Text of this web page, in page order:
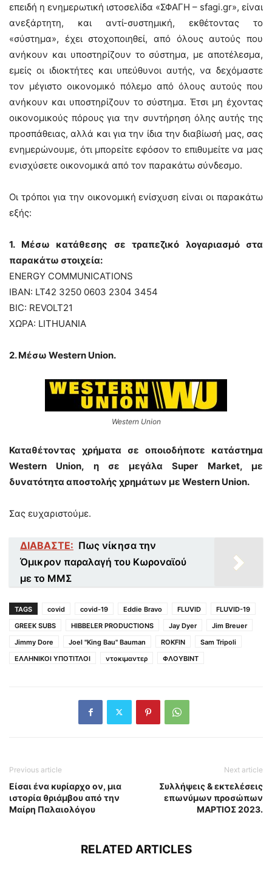
επειδή η ενημερωτική ιστοσελίδα «ΣΦΑΓΗ – sfagi.gr», είναι
ανεξάρτητη, και αντί-συστημική, εκθέτοντας το
«σύστημα», έχει στοχοποιηθεί, από όλους αυτούς που
ανήκουν και υποστηρίζουν το σύστημα, με αποτέλεσμα,
εμείς οι ιδιοκτήτες και υπεύθυνοι αυτής, να δεχόμαστε
τον μέγιστο οικονομικό πόλεμο από όλους αυτούς που
ανήκουν και υποστηρίζουν το σύστημα. Έτσι μη έχοντας
οικονομικούς πόρους για την συντήρηση όλης αυτής της
προσπάθειας, αλλά και για την ίδια την διαβίωσή μας, σας
ενημερώνουμε, ότι μπορείτε εφόσον το επιθυμείτε να μας
ενισχύσετε οικονομικά από τον παρακάτω σύνδεσμο.
Οι τρόποι για την οικονομική ενίσχυση είναι οι παρακάτω
εξής:
1. Μέσω κατάθεσης σε τραπεζικό λογαριασμό στα
παρακάτω στοιχεία:
ENERGY COMMUNICATIONS
IBAN: LT42 3250 0603 2304 3454
BIC: REVOLT21
ΧΩΡΑ: LITHUANIA
2. Μέσω Western Union.
Western Union
Καταθέτοντας χρήματα σε οποιοδήποτε κατάστημα
Western Union, η σε μεγάλα Super Market, με
δυνατότητα αποστολής χρημάτων με Western Union.
Σας ευχαριστούμε.
ΔΙΑΒΑΣΤΕ: Πως νίκησα την
Όμικρον παραλαγή του Κωροναϊού
με το ΜΜΣ
TAGS covid covid-19 Eddie Bravo FLUVID
FLUVID-19
GREEK SUBS
HIBBELER PRODUCTIONS Jay Dyer
Jim Breuer
Jimmy Dore
Joel "King Bau" Bauman ROKFIN
Sam Tripoli
ΕΛΛΗΝΙΚΟΙ ΥΠΟΤΙΤΛΟΙ
ντοκιμαντερ ΦΛΟΥΒΙΝΤ
Previous article
Είσαι ένα κυρίαρχο ον, μια
ιστορία θριάμβου από την
Μαίρη Παλαιολόγου
Next article
Συλλήψεις & εκτελέσεις
επωνύμων προσώπων
ΜΑΡΤΙΟΣ 2023.
RELATED ARTICLES